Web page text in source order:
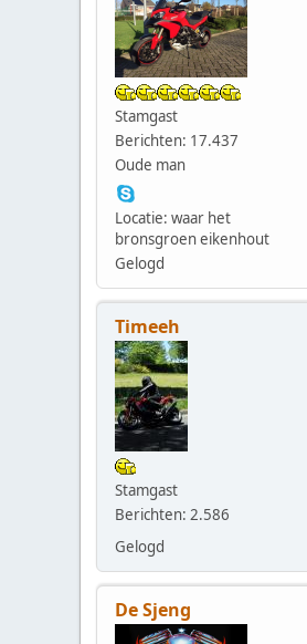
Stamgast
Berichten: 17.437
Oude man
Locatie: waar het
bronsgroen eikenhout
Gelogd
Timeeh
Stamgast
Berichten: 2.586
Gelogd
De Sjeng